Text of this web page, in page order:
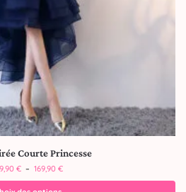
Courte Princesse
€ – 169,90 €